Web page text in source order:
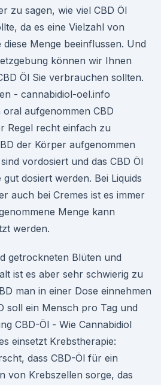
zu sagen, wie viel CBD Öl
da es eine Vielzahl von
Menge beeinflussen. Und
können wir Ihnen
Öl Sie verbrauchen sollten.
- cannabidiol-oel.info
aufgenommen CBD
Regel recht einfach zu
der Körper aufgenommen
vordosiert und das CBD Öl
dosiert werden. Bei Liquids
auch bei Cremes ist es immer
Menge kann
werden.
getrockneten Blüten und
ist es aber sehr schwierig zu
man in einer Dose einnehmen
soll ein Mensch pro Tag und
CBD-Öl - Wie Cannabidiol
einsetzt Krebstherapie:
dass CBD-Öl für ein
von Krebszellen sorge, das